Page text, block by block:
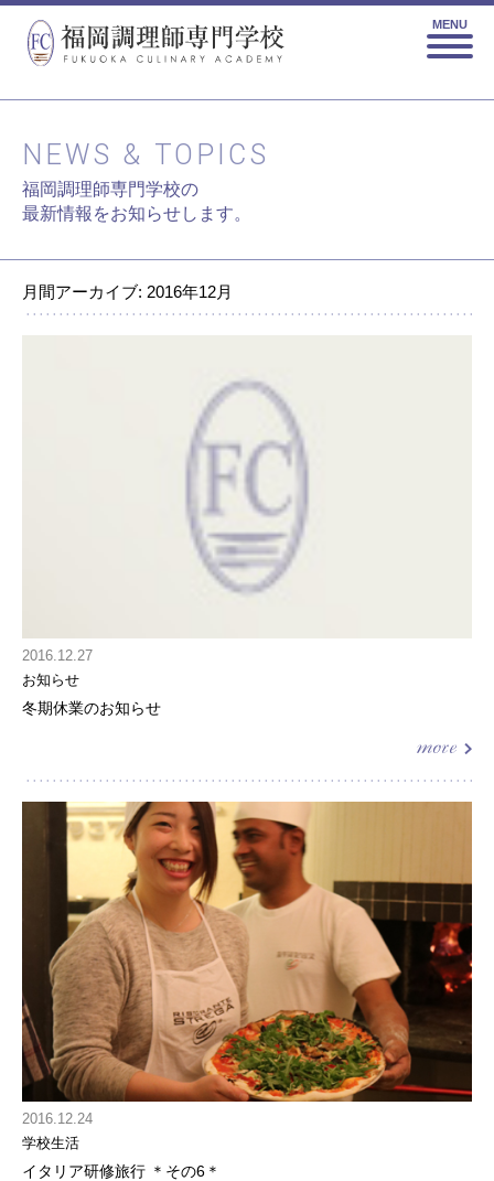
MENU
NEWS & TOPICS
福岡調理師専門学校の
最新情報をお知らせします。
月間アーカイブ: 2016年12月
2016.12.27
お知らせ
冬期休業のお知らせ
2016.12.24
学校生活
イタリア研修旅行 ＊その6＊